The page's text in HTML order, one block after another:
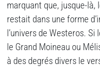
marquant que, jusque-
restait dans une forme
l’univers de Westeros.
le Grand Moineau ou
à des degrés divers le